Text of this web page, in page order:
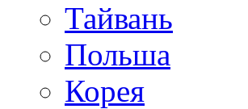
Тайвань
Польша
Корея